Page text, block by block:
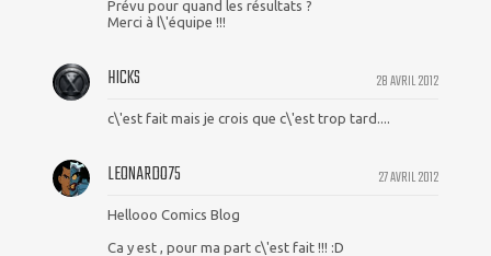
Prévu pour quand les résultats ?
Merci à l\'équipe !!!
28 AVRIL 2012
HICKS
c\'est fait mais je crois que c\'est trop tard....
27 AVRIL 2012
LEONARDO75
Hellooo Comics Blog
Ca y est , pour ma part c\'est fait !!! :D